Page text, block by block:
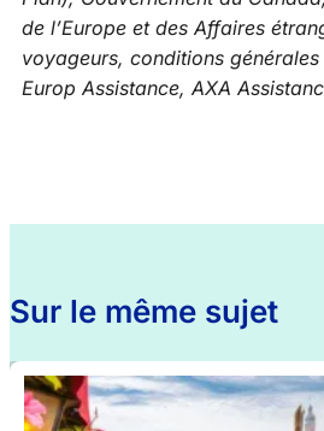
de l’Europe et des Affaires
voyageurs, conditions
Europ Assistance, AXA
Sur le même sujet